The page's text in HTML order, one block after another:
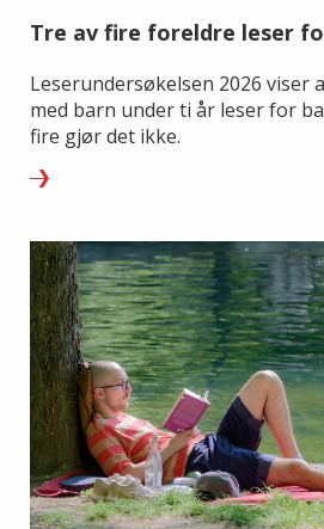
Tre av fire foreldre leser
Leserundersøkelsen 2026 viser
med barn under ti år leser for
fire gjør det ikke.